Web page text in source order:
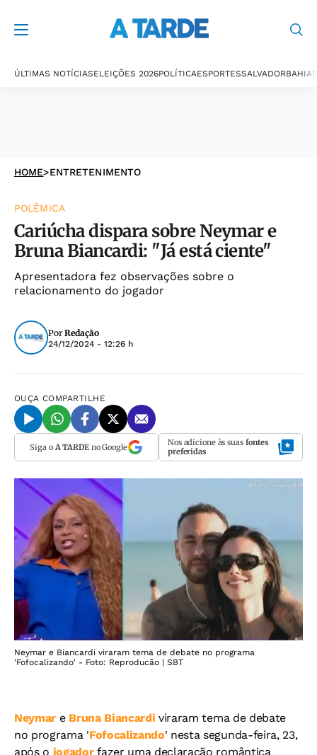
ÚLTIMAS NOTÍCIASELEIÇÕES 2026POLÍTICAESPORTESSALVADORBAHIA
HOME>ENTRETENIMENTO
POLÊMICA
Cariúcha dispara sobre Neymar e
Bruna Biancardi: "Já está ciente"
Apresentadora fez observações sobre o
relacionamento do jogador
Por Redação
24/12/2024 - 12:26 h
OUÇA COMPARTILHE
Siga o A TARDEno Google Nos adicione às suas fontes
preferidas
Neymar e Biancardi viraram tema de debate no programa
'Fofocalizando' - Foto: Reproducão | SBT
Neymar e Bruna Biancardi viraram tema de debate
no programa 'Fofocalizando' nesta segunda-feira, 23,
após o jogadorfazer uma declaração romântica